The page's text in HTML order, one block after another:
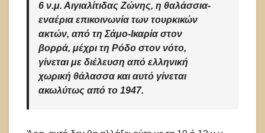
6 ν.μ. Αιγιαλίτιδας Ζώνης, η θαλάσσια-
εναέρια επικοινωνία των τουρκικών
ακτών, από τη Σάμο-Ικαρία στον
βορρά, μέχρι τη Ρόδο στον νότο,
γίνεται με διέλευση από ελληνική
χωρική θάλασσα και αυτό γίνεται
ακωλύτως από το 1947.